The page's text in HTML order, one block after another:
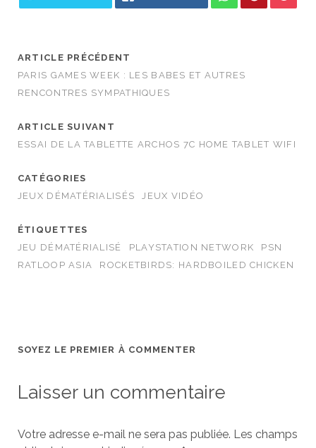
ARTICLE PRÉCÉDENT
PARIS GAMES WEEK : LES BABES ET AUTRES
RENCONTRES SYMPATHIQUES
ARTICLE SUIVANT
ESSAI DE LA TABLETTE ARCHOS 7C HOME TABLET WIFI
CATÉGORIES
JEUX DÉMATÉRIALISÉS
JEUX VIDÉO
ÉTIQUETTES
JEU DÉMATÉRIALISÉ
PLAYSTATION NETWORK
PSN
RATLOOP ASIA
ROCKETBIRDS: HARDBOILED CHICKEN
SOYEZ LE PREMIER À COMMENTER
Laisser un commentaire
Votre adresse e-mail ne sera pas publiée. Les champs